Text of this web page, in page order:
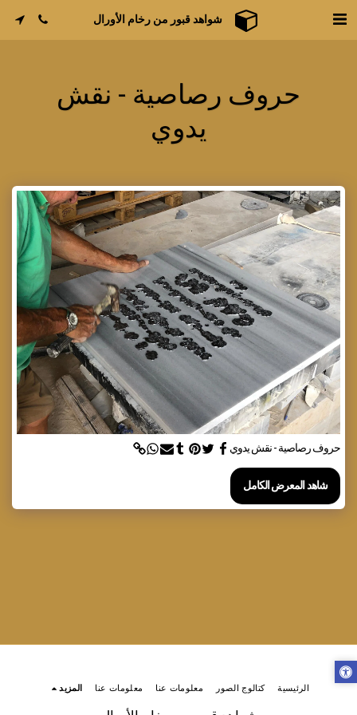
شواهد قبور من رخام الأورال
حروف رصاصية - نقش
يدوي
حروف رصاصية - نقش يدوي
شاهد المعرض الكامل
الرئيسية كتالوج الصور معلومات عنا معلومات عنا المزيد